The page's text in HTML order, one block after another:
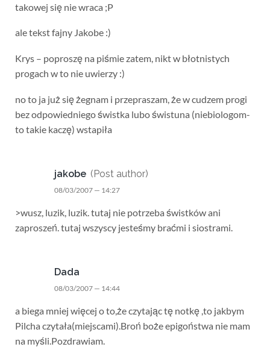
takowej się nie wraca ;P
ale tekst fajny Jakobe :)
Krys – poproszę na piśmie zatem, nikt w błotnistych
progach w to nie uwierzy :)
no to ja już się żegnam i przepraszam, że w cudzem progi
bez odpowiedniego świstka lubo świstuna (niebiologom-
to takie kaczę) wstapiła
jakobe (Post author)
08/03/2007 — 14:27
>wusz, luzik, luzik. tutaj nie potrzeba świstków ani
zaproszeń. tutaj wszyscy jesteśmy braćmi i siostrami.
Dada
08/03/2007 — 14:44
a biega mniej więcej o to,że czytając tę notkę ,to jakbym
Pilcha czytała(miejscami).Broń boże epigoństwa nie mam
na myśli.Pozdrawiam.